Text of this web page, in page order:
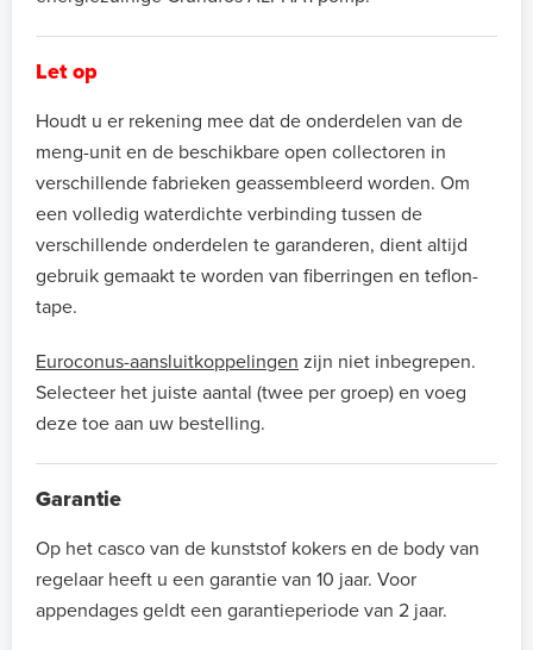
Let op
Houdt u er rekening mee dat de onderdelen van de
meng-unit en de beschikbare open collectoren in
verschillende fabrieken geassembleerd worden. Om
een volledig waterdichte verbinding tussen de
verschillende onderdelen te garanderen, dient altijd
gebruik gemaakt te worden van fiberringen en teflon-
tape.
Euroconus-aansluitkoppelingen zijn niet inbegrepen.
Selecteer het juiste aantal (twee per groep) en voeg
deze toe aan uw bestelling.
Garantie
Op het casco van de kunststof kokers en de body van
regelaar heeft u een garantie van 10 jaar. Voor
appendages geldt een garantieperiode van 2 jaar.